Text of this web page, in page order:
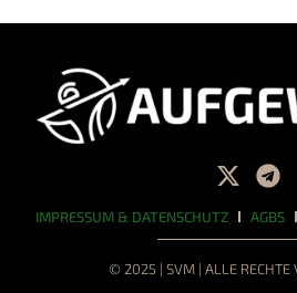
IMPRESSUM & DATENSCHUTZ AGBS
© 2025 | SVM | ALLE RECHTE